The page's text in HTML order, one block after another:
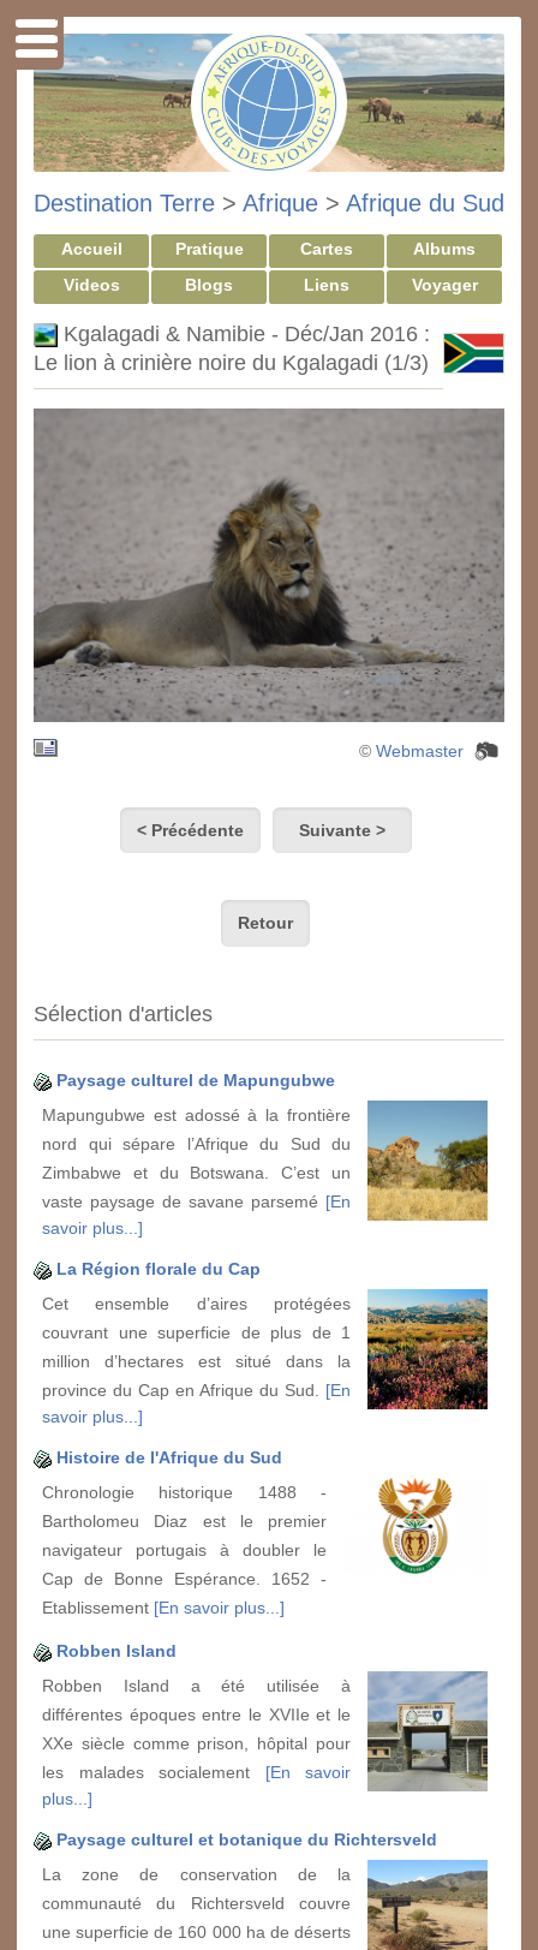
Destination Terre > Afrique > Afrique du Sud
Accueil Pratique Cartes
Albums
Videos
Blogs Liens Voyager
Kgalagadi & Namibie - Déc/Jan 2016 :
Le lion à crinière noire du Kgalagadi (1/3)
© Webmaster
< Précédente Suivante >
Retour
Sélection d'articles
Paysage culturel de Mapungubwe
Mapungubwe est adossé à la frontière
nord qui sépare l’Afrique du Sud du
Zimbabwe et du Botswana. C’est un
vaste paysage de savane parsemé [En
savoir plus...]
La Région florale du Cap
Cet ensemble d’aires protégées
couvrant une superficie de plus de 1
million d’hectares est situé dans la
province du Cap en Afrique du Sud. [En
savoir plus...]
Histoire de l'Afrique du Sud
Chronologie historique 1488 -
Bartholomeu Diaz est le premier
navigateur portugais à doubler le
Cap de Bonne Espérance. 1652 -
Etablissement [En savoir plus...]
Robben Island
Robben Island a été utilisée à
différentes époques entre le XVIIe et le
XXe siècle comme prison, hôpital pour
les malades socialement [En savoir
plus...]
Paysage culturel et botanique du Richtersveld
La zone de conservation de la
communauté du Richtersveld couvre
une superficie de 160 000 ha de déserts